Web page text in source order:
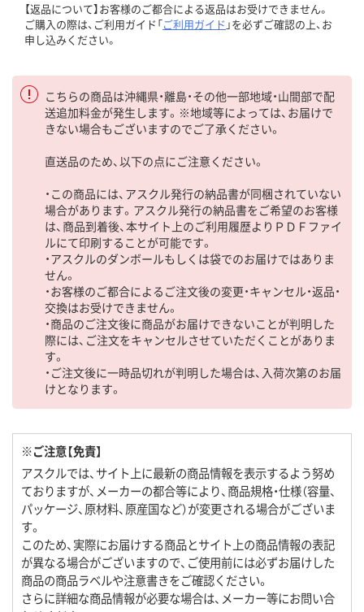
【返品について】お客様のご都合による返品はお受けできません。
ご購入の際は、ご利用ガイド「ご利用ガイド 」を必ずご確認の上、お
申し込みください。
こちらの商品は沖縄県・離島・その他一部地域・山間部で配
送追加料金が発生します。※地域等によっては、お届けで
きない場合もございますのでご了承ください。
直送品のため、以下の点にご注意ください。
・この商品には、アスクル発行の納品書が同梱されていない
場合があります。アスクル発行の納品書をご希望のお客様
は、商品到着後、本サイト上のご利用履歴よりＰＤＦファイ
ルにて印刷することが可能です。
・アスクルのダンボールもしくは袋でのお届けではありま
せん。
・お客様のご都合によるご注文後の変更・キャンセル・返品・
交換はお受けできません。
・商品のご注文後に商品がお届けできないことが判明した
際には、ご注文をキャンセルさせていただくことがありま
す。
・ご注文後に一時品切れが判明した場合は、入荷次第のお届
けとなります。
※ご注意【免責】
アスクルでは、サイト上に最新の商品情報を表示するよう努め
ておりますが、メーカーの都合等により、商品規格・仕様（容量、
パッケージ、原材料、原産国など）が変更される場合がございま
す。
このため、実際にお届けする商品とサイト上の商品情報の表記
が異なる場合がございますので、ご使用前には必ずお届けした
商品の商品ラベルや注意書きをご確認ください。
さらに詳細な商品情報が必要な場合は、メーカー等にお問い合